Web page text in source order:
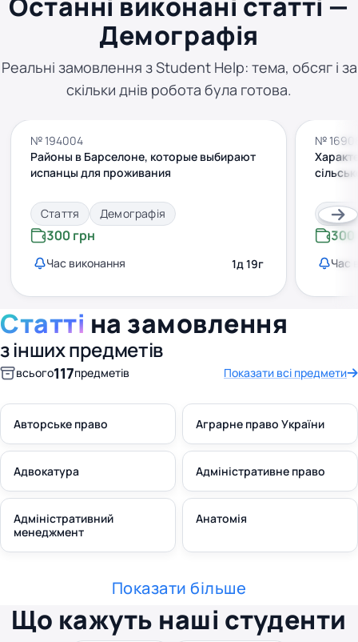
Демографія
Реальні замовлення з Student Help: тема, обсяг і за
скільки днів робота була готова.
№ 194004
Районы в Барселоне, которые выбирают
испанцы для проживания
Стаття Демографія
300 грн
Час виконання 1д 19г
№
300
Час
Статті на замовлення
з інших предметів
всього117предметів Показати всі предмети
Авторське право Аграрне право України
Адвокатура Адміністративне право
Адміністративний
менеджмент
Анатомія
Показати більше
Що кажуть наші студенти